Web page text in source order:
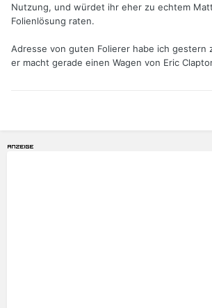
Nutzung, und würdet ihr eher zu echtem
Folienlösung raten.
Adresse von guten Folierer habe ich gestern
er macht gerade einen Wagen von Eric